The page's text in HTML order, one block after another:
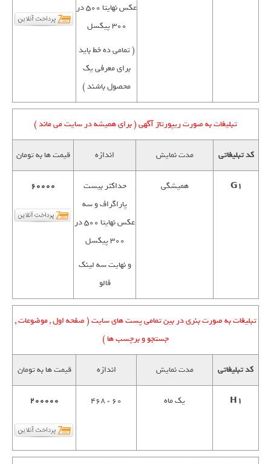
عکس نهایتا 500 در
300 پیکسل
( تمامی ده خط باید
برای معرفی یک
محصول باشند )
تبلیغات به صورت ریپورتاژ آگهی ( برای همیشه در سایت می ماند )
کد تبلیغاتی مدت نمایش اندازه قیمت ها به تومان
G1 همیشگی
حداکثر بیست
پاراگراف و سه
عکس نهایتا 500 در
300 پیکسل
و نهایت سه لینک
فالو
60000
تبلیغات به صورت بنری در بین تمامی پست های سایت ( صفحه اول , موضوعات ,
جستجو و برچسب ها )
کد تبلیغاتی مدت نمایش اندازه قیمت ها به تومان
H1 یک ماه 60 * 468
200000